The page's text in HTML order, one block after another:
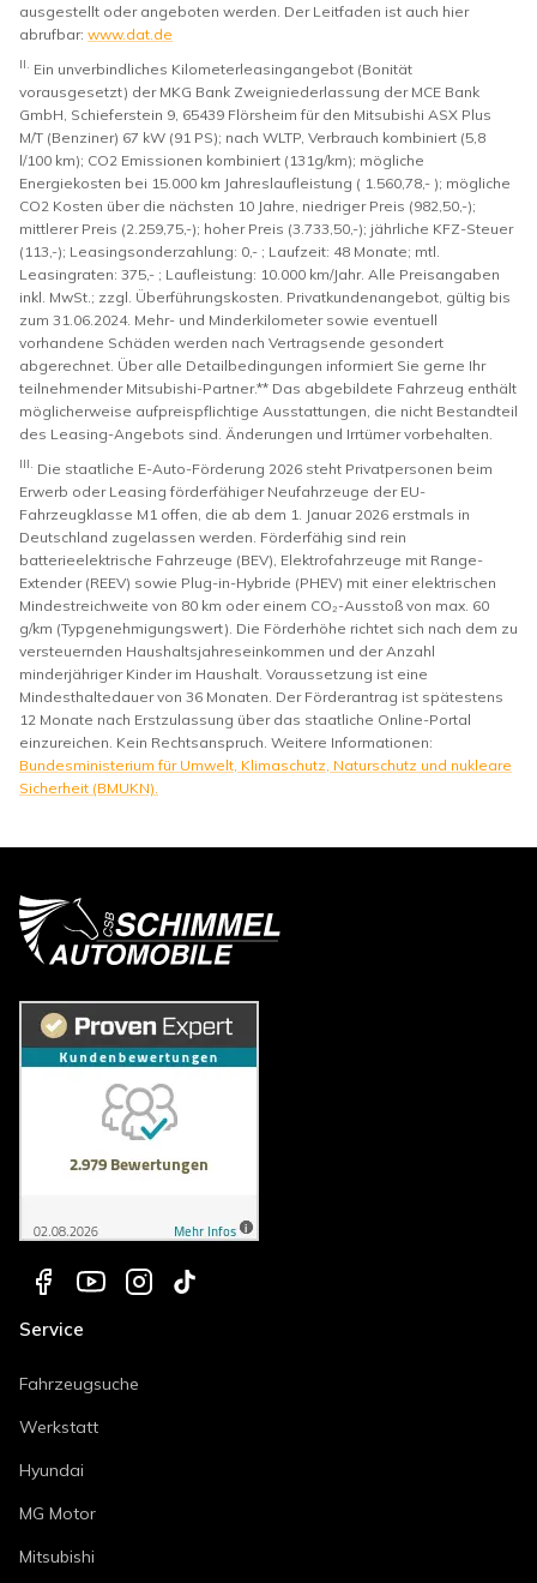
ausgestellt oder angeboten werden. Der Leitfaden ist auch hier
abrufbar: www.dat.de
II. Ein unverbindliches Kilometerleasingangebot (Bonität
vorausgesetzt) der MKG Bank Zweigniederlassung der MCE Bank
GmbH, Schieferstein 9, 65439 Flörsheim für den Mitsubishi ASX Plus
M/T (Benziner) 67 kW (91 PS); nach WLTP, Verbrauch kombiniert (5,8
l/100 km); CO2 Emissionen kombiniert (131g/km); mögliche
Energiekosten bei 15.000 km Jahreslaufleistung ( 1.560,78,- ); mögliche
CO2 Kosten über die nächsten 10 Jahre, niedriger Preis (982,50,-);
mittlerer Preis (2.259,75,-); hoher Preis (3.733,50,-); jährliche KFZ-Steuer
(113,-); Leasingsonderzahlung: 0,- ; Laufzeit: 48 Monate; mtl.
Leasingraten: 375,- ; Laufleistung: 10.000 km/Jahr. Alle Preisangaben
inkl. MwSt.; zzgl. Überführungskosten. Privatkundenangebot, gültig bis
zum 31.06.2024. Mehr- und Minderkilometer sowie eventuell
vorhandene Schäden werden nach Vertragsende gesondert
abgerechnet. Über alle Detailbedingungen informiert Sie gerne Ihr
teilnehmender Mitsubishi-Partner.** Das abgebildete Fahrzeug enthält
möglicherweise aufpreispflichtige Ausstattungen, die nicht Bestandteil
des Leasing-Angebots sind. Änderungen und Irrtümer vorbehalten.
III. Die staatliche E-Auto-Förderung 2026 steht Privatpersonen beim
Erwerb oder Leasing förderfähiger Neufahrzeuge der EU-
Fahrzeugklasse M1 offen, die ab dem 1. Januar 2026 erstmals in
Deutschland zugelassen werden. Förderfähig sind rein
batterieelektrische Fahrzeuge (BEV), Elektrofahrzeuge mit Range-
Extender (REEV) sowie Plug-in-Hybride (PHEV) mit einer elektrischen
Mindestreichweite von 80 km oder einem CO₂-Ausstoß von max. 60
g/km (Typgenehmigungswert). Die Förderhöhe richtet sich nach dem zu
versteuernden Haushaltsjahreseinkommen und der Anzahl
minderjähriger Kinder im Haushalt. Voraussetzung ist eine
Mindesthaltedauer von 36 Monaten. Der Förderantrag ist spätestens
12 Monate nach Erstzulassung über das staatliche Online-Portal
einzureichen. Kein Rechtsanspruch. Weitere Informationen:
Bundesministerium für Umwelt, Klimaschutz, Naturschutz und nukleare
Sicherheit (BMUKN).
Service
Fahrzeugsuche
Werkstatt
Hyundai
MG Motor
Mitsubishi